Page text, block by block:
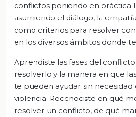
conflictos poniendo en práctica
asumiendo el diálogo, la
como criterios para resolver
en los diversos ámbitos donde
Aprendiste las fases del
resolverlo y la manera en que
te pueden ayudar sin necesidad
violencia. Reconociste en qué
resolver un conflicto, de qué